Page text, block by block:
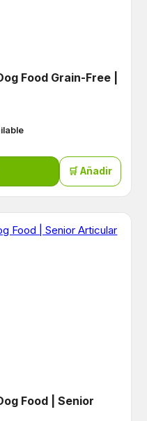
Food Grain-Free |
🛒 Añadir
Food | Senior